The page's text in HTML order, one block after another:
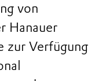
von
Hanauer
zur Verfügung